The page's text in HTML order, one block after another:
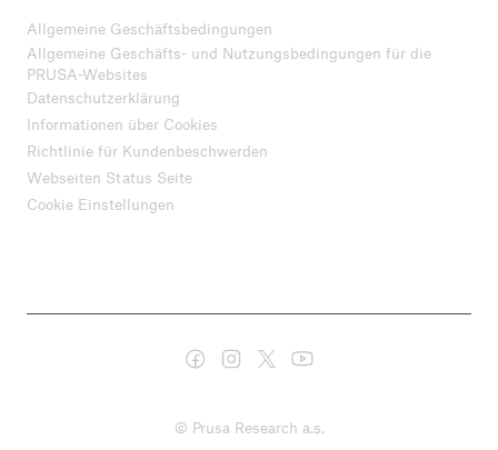
Allgemeine Geschäftsbedingungen
Allgemeine Geschäfts- und Nutzungsbedingungen für die
PRUSA-Websites
Datenschutzerklärung
Informationen über Cookies
Richtlinie für Kundenbeschwerden
Webseiten Status Seite
Cookie Einstellungen
© Prusa Research a.s.